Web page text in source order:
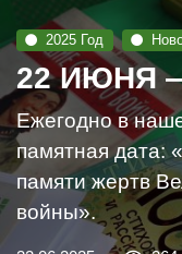
2025 Год
22 ИЮНЯ
Ежегодно в
памятная дата:
памяти жертв
войны».